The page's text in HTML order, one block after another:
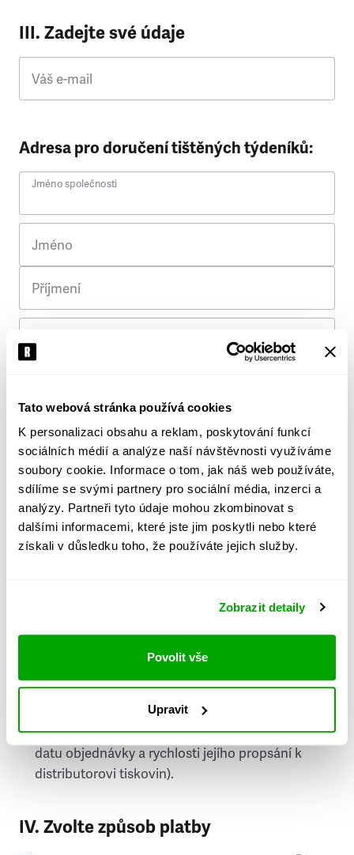
Tato webová stránka používá cookies
K personalizaci obsahu a reklam, poskytování funkcí
sociálních médií a analýze naší návštěvnosti využíváme
soubory cookie. Informace o tom, jak náš web používáte,
sdílíme se svými partnery pro sociální média, inzerci a
analýzy. Partneři tyto údaje mohou zkombinovat s
dalšími informacemi, které jste jim poskytli nebo které
získali v důsledku toho, že používáte jejich služby.
Zobrazit detaily
Povolit vše
Upravit
III. Zadejte své údaje
Váš e-mail
Adresa pro doručení tištěných týdeníků:
Jméno společnosti
Jméno
Příjmení
Ulice
Město
PSČ
Stát
doručování týdeníku Respekt v tištěné verzi, na
první vydání ve vaší schránce se můžete těšit
příští, nejpozději přespříští týden (v závislosti na
datu objednávky a rychlosti jejího propsání k
distributorovi tiskovin).
IV. Zvolte způsob platby